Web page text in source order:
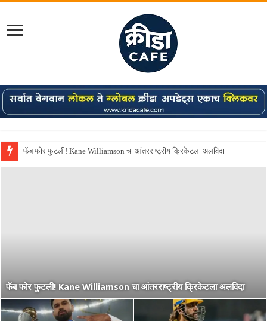
Shreyas Iyer कॅप्टन झाला! टी20 ची पुन्हा मुंबईकराच्या खांद्यावर, एशियन गेम्स…
फॅब फोर फुटली! Kane Williamson चा आंतरराष्ट्रीय क्रिकेटला अलविदा
मेहनत आणि CSK चा विश्वास…